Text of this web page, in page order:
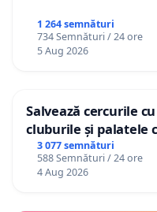
1 264 semnături
734 Semnături / 24 ore
5 Aug 2026
Salvează cercurile
cluburile și palatele
3 077 semnături
588 Semnături / 24 ore
4 Aug 2026